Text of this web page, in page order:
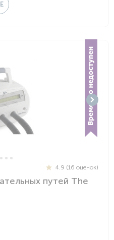
4.9 (16 оценок)
путей The